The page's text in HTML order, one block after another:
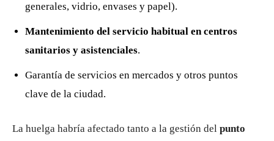
generales, vidrio, envases y papel).
Mantenimiento del servicio habitual en centros
sanitarios y asistenciales.
Garantía de servicios en mercados y otros puntos
clave de la ciudad.
La huelga habría afectado tanto a la gestión del punto